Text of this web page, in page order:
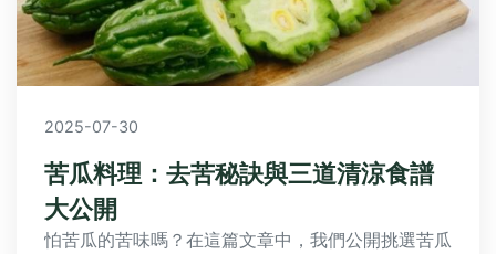
2025-07-30
苦瓜料理：去苦秘訣與三道清涼食譜
大公開
怕苦瓜的苦味嗎？在這篇文章中，我們公開挑選苦瓜